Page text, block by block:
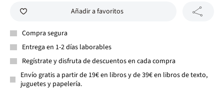
Añadir a favoritos
Compra segura
Entrega en 1-2 días laborables
Regístrate y disfruta de descuentos en cada compra
Envío gratis a partir de 19€ en libros y de 39€ en libros de texto,
juguetes y papelería.